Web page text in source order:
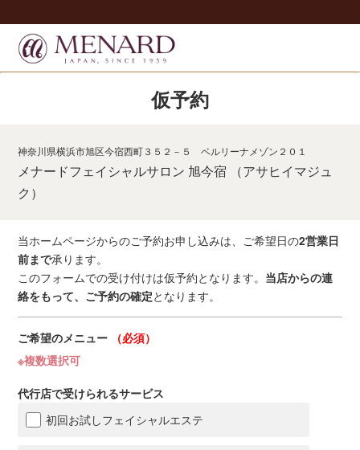
仮予約
神奈川県横浜市旭区今宿西町３５２－５ ベルリーナメゾン２０１
メナードフェイシャルサロン 旭今宿 （アサヒイマジュ
ク）
当ホームページからのご予約お申し込みは、ご希望日の2営業日
前まで承ります。
このフォームでの受け付けは仮予約となります。 当店からの連
絡をもって、ご予約の確定となります。
ご希望のメニュー
（必須）
※複数選択可
代行店で受けられるサービス
初回お試しフェイシャルエステ